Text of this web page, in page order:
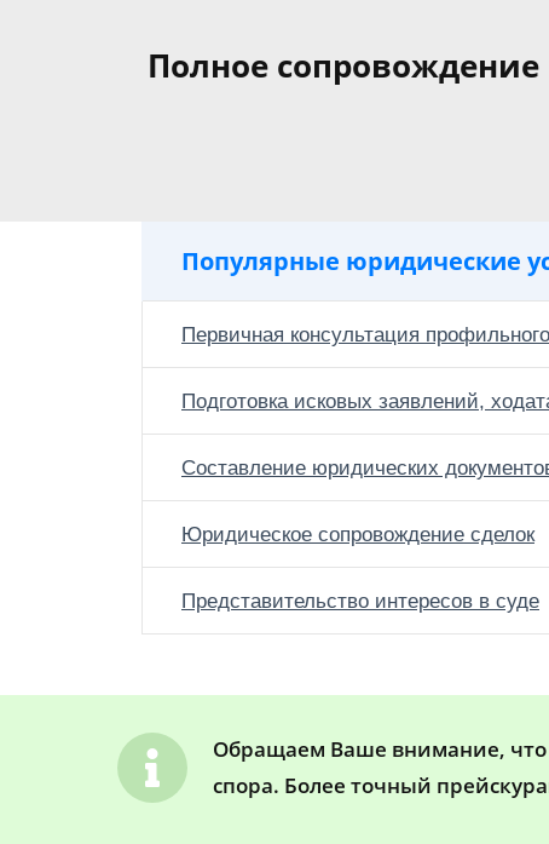
Полное
Популярные юридические
Первичная консультация
Подготовка исковых заявлений,
Составление юридических
Юридическое сопровождение сделок
Представительство интересов в суде
Обращаем Ваше внимание, что
спора. Более точный